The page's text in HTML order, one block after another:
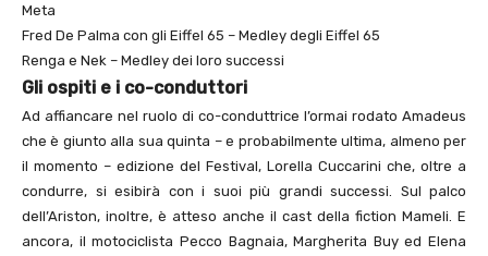
Meta
Fred De Palma con gli Eiffel 65 – Medley degli Eiffel 65
Renga e Nek – Medley dei loro successi
Gli ospiti e i co-conduttori
Ad affiancare nel ruolo di co-conduttrice l’ormai rodato Amadeus
che è giunto alla sua quinta – e probabilmente ultima, almeno per
il momento – edizione del Festival, Lorella Cuccarini che, oltre a
condurre, si esibirà con i suoi più grandi successi. Sul palco
dell’Ariston, inoltre, è atteso anche il cast della fiction Mameli. E
ancora, il motociclista Pecco Bagnaia, Margherita Buy ed Elena